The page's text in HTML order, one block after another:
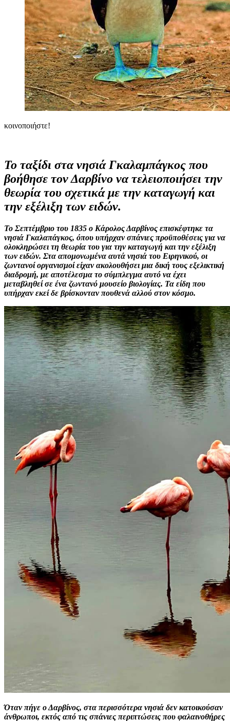
κοινοποιήστε!
Το ταξίδι στα νησιά Γκαλαμπάγκος που
βοήθησε τον Δαρβίνο να τελειοποιήσει την
θεωρία του σχετικά με την καταγωγή και
την εξέλιξη των ειδών.
Το Σεπτέμβριο του 1835 ο Κάρολος Δαρβίνος επισκέφτηκε τα
νησιά Γκαλαπάγκος, όπου υπήρχαν σπάνιες προϋποθέσεις για να
ολοκληρώσει τη θεωρία του για την καταγωγή και την εξέλιξη
των ειδών. Στα απομονωμένα αυτά νησιά του Ειρηνικού, οι
ζωντανοί οργανισμοί είχαν ακολουθήσει μια δική τους εξελικτική
διαδρομή, με αποτέλεσμα το σύμπλεγμα αυτό να έχει
μεταβληθεί σε ένα ζωντανό μουσείο βιολογίας. Τα είδη που
υπήρχαν εκεί δε βρίσκονταν πουθενά αλλού στον κόσμο.
Όταν πήγε ο Δαρβίνος, στα περισσότερα νησιά δεν κατοικούσαν
άνθρωποι, εκτός από τις σπάνιες περιπτώσεις που φαλαινοθήρες